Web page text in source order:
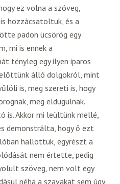
ez volna a szöveg,
hozzácsatoltuk, és a
padon ücsörög egy
mi is ennek a
tényleg egy ilyen iparos
álló dolgokról, mint
is, meg szereti is, hogy
meg eldugulnak.
is. Akkor mi leültünk mellé,
demonstrálta, hogy ő ezt
hallottuk, egyrészt a
nem értette, pedig
szöveg, nem volt egy
néha a szavakat sem úgy